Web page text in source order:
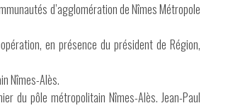
d’agglomération de Nîmes Métropole
en présence du président de Région,
Nîmes-Alès.
du pôle métropolitain Nîmes-Alès. Jean-Paul